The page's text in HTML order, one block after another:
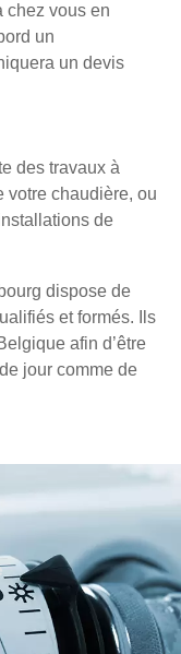
chez vous en
un
un devis
des travaux à
votre chaudière, ou
de
dispose de
et formés. Ils
afin d’être
jour comme de